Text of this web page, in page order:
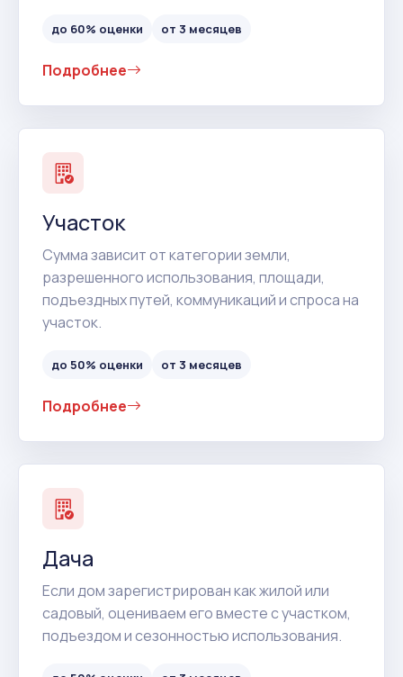
до 60% оценки от 3 месяцев
Подробнее
Участок
Сумма зависит от категории земли,
разрешенного использования, площади,
подъездных путей, коммуникаций и спроса на
участок.
до 50% оценки от 3 месяцев
Подробнее
Дача
Если дом зарегистрирован как жилой или
садовый, оцениваем его вместе с участком,
подъездом и сезонностью использования.